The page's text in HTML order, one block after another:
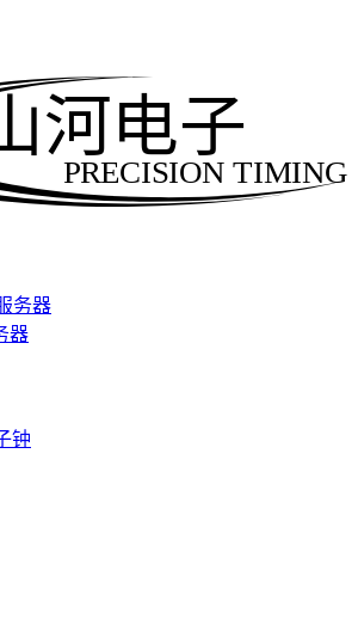
PRECISION TIMING
河电子
务器
器
钟